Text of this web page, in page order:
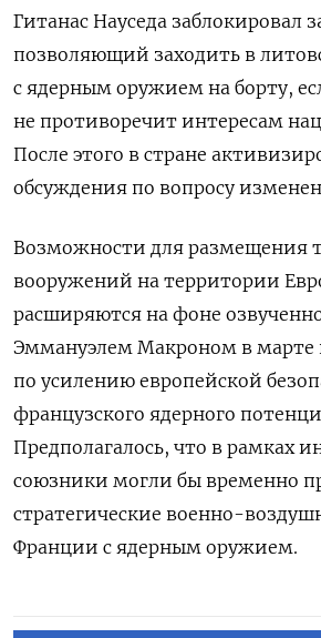
Гитанас Науседа заблокировал
позволяющий заходить в
с ядерным оружием на борту,
не противоречит интересам
После этого в стране
обсуждения по вопросу
Возможности для размещения
вооружений на территории
расширяются на фоне
Эммануэлем Макроном в марте
по усилению европейской
французского ядерного
Предполагалось, что в рамках
союзники могли бы временно
стратегические военно-
Франции с ядерным оружием.